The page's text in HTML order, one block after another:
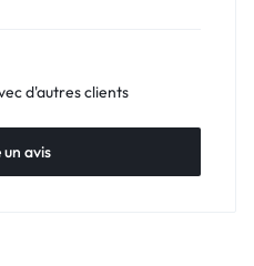
d'autres clients
un avis